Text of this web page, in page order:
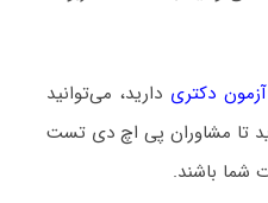
دکتری دارید، می‌توانید
تا مشاوران پی اچ دی تست
شما باشند.